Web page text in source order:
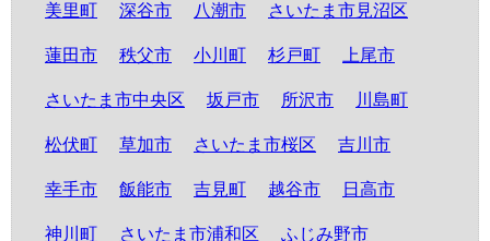
美里町 深谷市 八潮市 さいたま市見沼区
蓮田市 秩父市 小川町 杉戸町 上尾市
さいたま市中央区 坂戸市 所沢市 川島町
松伏町 草加市 さいたま市桜区 吉川市
幸手市 飯能市 吉見町 越谷市 日高市
神川町 さいたま市浦和区 ふじみ野市